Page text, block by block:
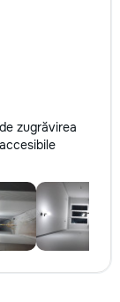
zugrăvirea